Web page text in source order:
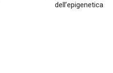
dell’epigenetica